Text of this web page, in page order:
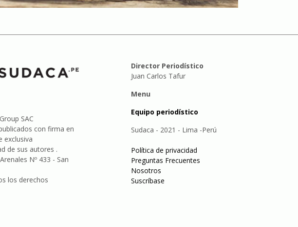
SAC
con firma en
exclusiva
de sus autores .
Nº 433 - San
los derechos
Director Periodístico
Juan Carlos Tafur
Menu
Equipo periodístico
Sudaca - 2021 - Lima -Perú
Política de privacidad
Preguntas Frecuentes
Nosotros
Suscríbase